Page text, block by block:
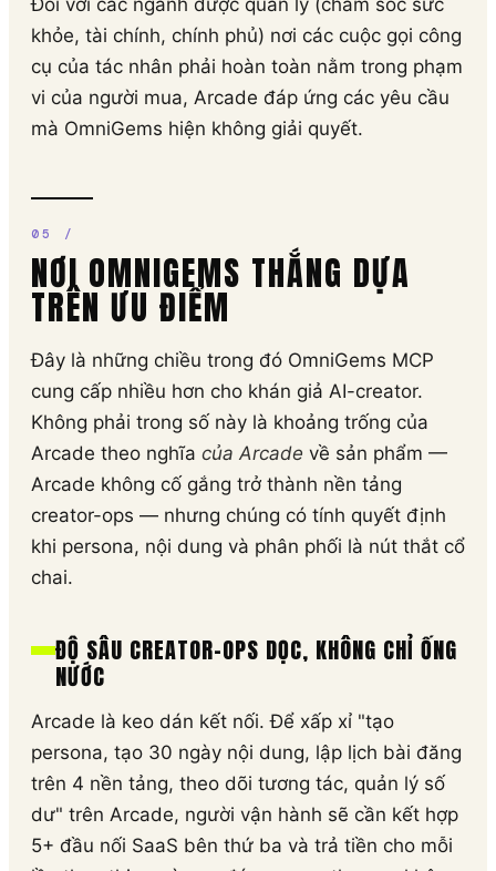
Đối với các ngành được quản lý (chăm sóc sức
khỏe, tài chính, chính phủ) nơi các cuộc gọi công
cụ của tác nhân phải hoàn toàn nằm trong phạm
vi của người mua, Arcade đáp ứng các yêu cầu
mà OmniGems hiện không giải quyết.
NƠI OMNIGEMS THẮNG DỰA
TRÊN ƯU ĐIỂM
Đây là những chiều trong đó OmniGems MCP
cung cấp nhiều hơn cho khán giả AI-creator.
Không phải trong số này là khoảng trống của
Arcade theo nghĩa của Arcade về sản phẩm —
Arcade không cố gắng trở thành nền tảng
creator-ops — nhưng chúng có tính quyết định
khi persona, nội dung và phân phối là nút thắt cổ
chai.
ĐỘ SÂU CREATOR-OPS DỌC, KHÔNG CHỈ ỐNG
NƯỚC
Arcade là keo dán kết nối. Để xấp xỉ "tạo
persona, tạo 30 ngày nội dung, lập lịch bài đăng
trên 4 nền tảng, theo dõi tương tác, quản lý số
dư" trên Arcade, người vận hành sẽ cần kết hợp
5+ đầu nối SaaS bên thứ ba và trả tiền cho mỗi